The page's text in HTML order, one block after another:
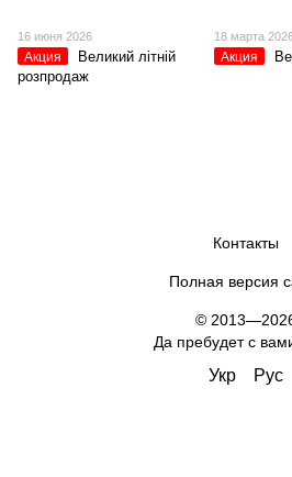
16 июня 2026
Акция
Великий літній
розпродаж
18 марта
Акция
Контакты
Полная версия
©
Да пребудет с
Укр Рус